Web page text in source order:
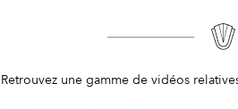
Retrouvez une gamme de vidéos